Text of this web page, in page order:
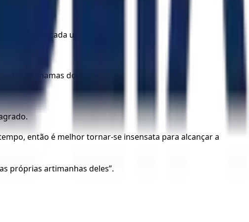
obra de cada um.
as chamas do fogo.
então é melhor tornar-se insensata para alcançar a
próprias artimanhas deles”.